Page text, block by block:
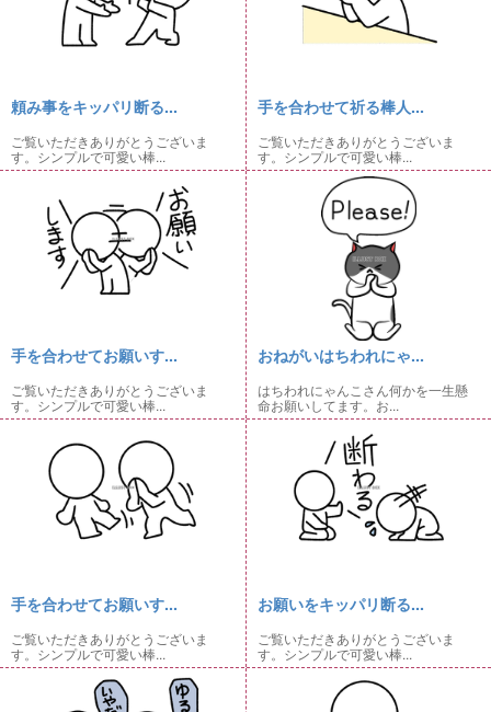
頼み事をキッパリ断る...
ご覧いただきありがとうございま
す。シンプルで可愛い棒...
手を合わせて祈る棒人...
ご覧いただきありがとうございま
す。シンプルで可愛い棒...
手を合わせてお願いす...
ご覧いただきありがとうございま
す。シンプルで可愛い棒...
おねがいはちわれにゃ...
はちわれにゃんこさん何かを一生懸
命お願いしてます。お...
手を合わせてお願いす...
ご覧いただきありがとうございま
す。シンプルで可愛い棒...
お願いをキッパリ断る...
ご覧いただきありがとうございま
す。シンプルで可愛い棒...